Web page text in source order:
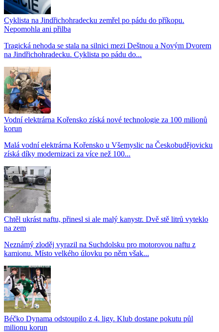
Cyklista na Jindřichohradecku zemřel po pádu do příkopu.
Nepomohla ani přilba
Tragická nehoda se stala na silnici mezi Deštnou a Novým Dvorem
na Jindřichohradecku. Cyklista po pádu do...
Vodní elektrárna Kořensko získá nové technologie za 100 milionů
korun
Malá vodní elektrárna Kořensko u Všemyslic na Českobudějovicku
získá díky modernizaci za více než 100...
Chtěl ukrást naftu, přinesl si ale malý kanystr. Dvě stě litrů vyteklo
na zem
Neznámý zloděj vyrazil na Suchdolsku pro motorovou naftu z
kamionu. Místo velkého úlovku po něm však...
Béčko Dynama odstoupilo z 4. ligy. Klub dostane pokutu půl
milionu korun